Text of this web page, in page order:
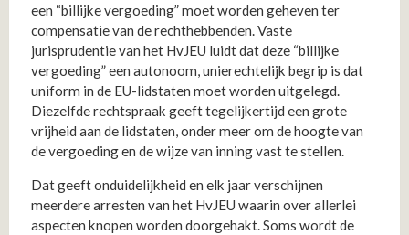
een “billijke vergoeding” moet worden geheven ter
compensatie van de rechthebbenden. Vaste
jurisprudentie van het HvJEU luidt dat deze “billijke
vergoeding” een autonoom, unierechtelijk begrip is dat
uniform in de EU-lidstaten moet worden uitgelegd.
Diezelfde rechtspraak geeft tegelijkertijd een grote
vrijheid aan de lidstaten, onder meer om de hoogte van
de vergoeding en de wijze van inning vast te stellen.
Dat geeft onduidelijkheid en elk jaar verschijnen
meerdere arresten van het HvJEU waarin over allerlei
aspecten knopen worden doorgehakt. Soms wordt de